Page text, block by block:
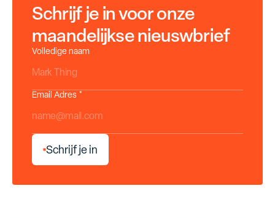
Schrijf je in voor onze
maandelijkse nieuswbrief
Volledige naam
Email Adres *
Schrijfjein